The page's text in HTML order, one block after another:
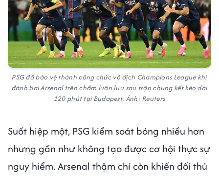
PSG đã bảo vệ thành công chức vô địch Champions League khi
đánh bại Arsenal trên chấm luân lưu sau trận chung kết kéo dài
120 phút tại Budapest. Ảnh: Reuters
Suốt hiệp một, PSG kiểm soát bóng nhiều hơn
nhưng gần như không tạo được cơ hội thực sự
nguy hiểm. Arsenal thậm chí còn khiến đối thủ